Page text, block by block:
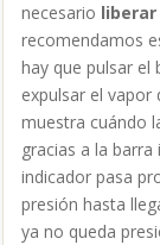
necesario
recomendamos
hay que pulsar el
expulsar el
muestra cuándo
gracias a la
indicador pasa
presión hasta
ya no queda